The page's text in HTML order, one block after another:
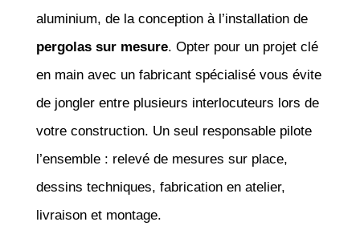
aluminium, de la conception à l’installation de
pergolas sur mesure. Opter pour un projet clé
en main avec un fabricant spécialisé vous évite
de jongler entre plusieurs interlocuteurs lors de
votre construction. Un seul responsable pilote
l’ensemble : relevé de mesures sur place,
dessins techniques, fabrication en atelier,
livraison et montage.